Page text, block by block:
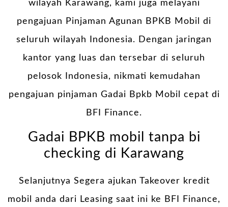
wilayah Karawang, kami juga melayani
pengajuan Pinjaman Agunan BPKB Mobil di
seluruh wilayah Indonesia. Dengan jaringan
kantor yang luas dan tersebar di seluruh
pelosok Indonesia, nikmati kemudahan
pengajuan pinjaman Gadai Bpkb Mobil cepat di
BFI Finance.
Gadai BPKB mobil tanpa bi
checking di Karawang
Selanjutnya Segera ajukan Takeover kredit
mobil anda dari Leasing saat ini ke BFI Finance,